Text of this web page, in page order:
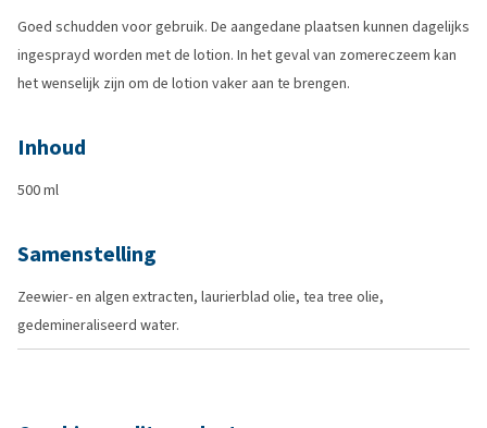
Goed schudden voor gebruik. De aangedane plaatsen kunnen dagelijks
ingesprayd worden met de lotion. In het geval van zomereczeem kan
het wenselijk zijn om de lotion vaker aan te brengen.
Inhoud
500 ml
Samenstelling
Zeewier- en algen extracten, laurierblad olie, tea tree olie,
gedemineraliseerd water.